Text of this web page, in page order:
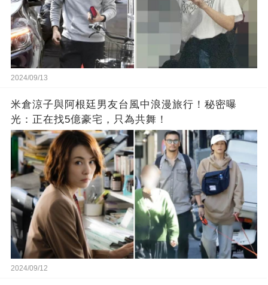
2024/09/13
米倉涼子與阿根廷男友台風中浪漫旅行！秘密曝
光：正在找5億豪宅，只為共舞！
2024/09/12